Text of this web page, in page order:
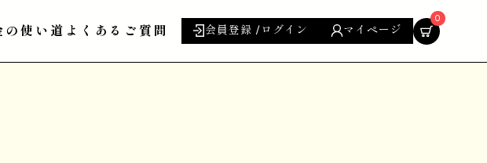
の使い道 よくあるご質問 会員登録 /ログイン マイページ
0